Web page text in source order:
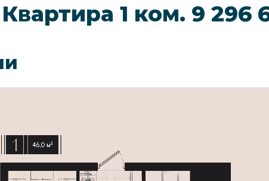
1 ком. 9 296